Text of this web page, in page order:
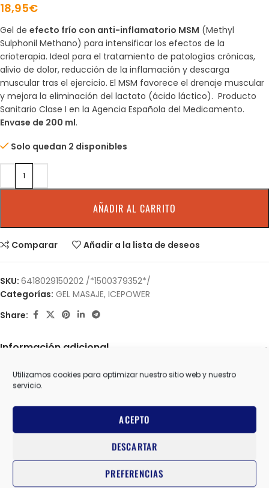
Utilizamos cookies para optimizar nuestro sitio web y nuestro
servicio.
ACEPTO
DESCARTAR
PREFERENCIAS
18,95€
Gel de efecto frío con anti-inflamatorio MSM (Methyl
Sulphonil Methano) para intensificar los efectos de la
crioterapia. Ideal para el tratamiento de patologías crónicas,
alivio de dolor, reducción de la inflamación y descarga
muscular tras el ejercicio. El MSM favorece el drenaje muscular
y mejora la eliminación del lactato (ácido láctico). Producto
Sanitario Clase I en la Agencia Española del Medicamento.
Envase de 200 ml.
Solo quedan 2 disponibles
AÑADIR AL CARRITO
Comparar Añadir a la lista de deseos
SKU: 6418029150202 /*1500379352*/
Categorías: GEL MASAJE, ICEPOWER
Share:
Información adicional
PESO 0,00 kg
Valoraciones (0)